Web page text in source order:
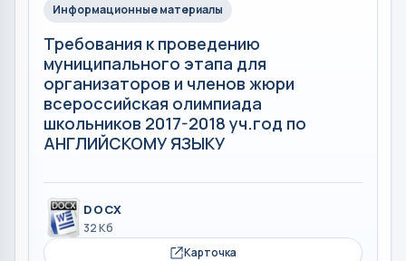
Информационные материалы
Требования к проведению
муниципального этапа для
организаторов и членов жюри
всероссийская олимпиада
школьников 2017-2018 уч.год по
АНГЛИЙСКОМУ ЯЗЫКУ
DOCX
32 Кб
Карточка